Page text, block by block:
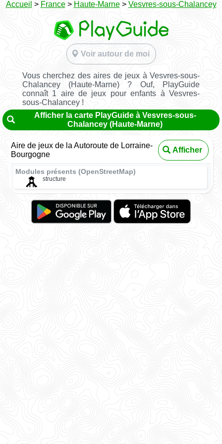
Accueil > France> Haute-Marne> Vesvres-sous-Chalancey
Voir autour de moi
Vous cherchez des aires de jeux à Vesvres-sous-
Chalancey (Haute-Marne) ? Ouf, PlayGuide
connaît 1 aire de jeux pour enfants à Vesvres-
sous-Chalancey !
Afficher la carte PlayGuide à Vesvres-sous-
Chalancey (Haute-Marne)
Aire de jeux de la Autoroute de Lorraine-
Bourgogne
Afficher
Modules présents (OpenStreetMap)
structure